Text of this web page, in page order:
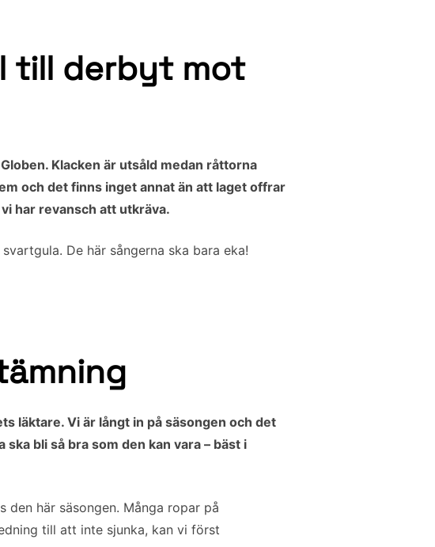
till derbyt mot
Klacken är utsåld medan råttorna
och det finns inget annat än att laget offrar
har revansch att utkräva.
De här sångerna ska bara eka!
läktare. Vi är långt in på säsongen och det
bli så bra som den kan vara – bäst i
här säsongen. Många ropar på
till att inte sjunka, kan vi först